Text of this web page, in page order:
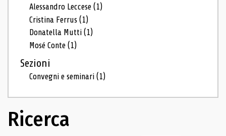
Alessandro Leccese(1)
Cristina Ferrus(1)
Donatella Mutti(1)
Mosé Conte(1)
Sezioni
Convegni e seminari(1)
Ricerca